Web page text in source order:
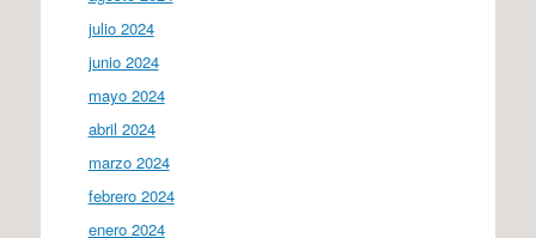
julio 2024
junio 2024
mayo 2024
abril 2024
marzo 2024
febrero 2024
enero 2024